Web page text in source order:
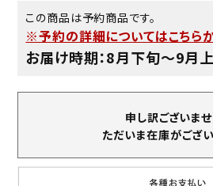
この商品は予約商品です。
※予約の詳細についてはこちら
お届け時期：8月下旬〜9月
申し訳ございませ
ただいま在庫がござい